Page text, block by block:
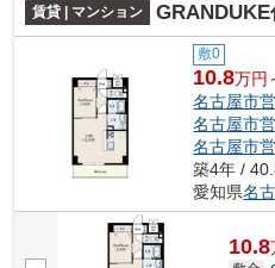
賃貸 | マンション
敷0
10.8万円
名古屋市
名古屋市
名古屋市
築4年 /
愛知県名
10.8